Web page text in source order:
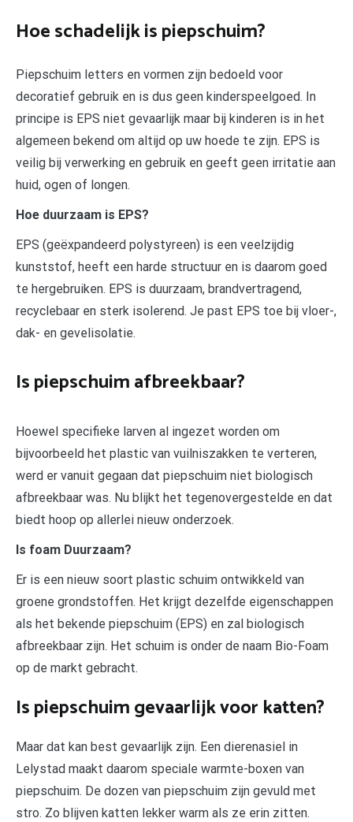
Hoe schadelijk is piepschuim?
Piepschuim letters en vormen zijn bedoeld voor
decoratief gebruik en is dus geen kinderspeelgoed. In
principe is EPS niet gevaarlijk maar bij kinderen is in het
algemeen bekend om altijd op uw hoede te zijn. EPS is
veilig bij verwerking en gebruik en geeft geen irritatie aan
huid, ogen of longen.
Hoe duurzaam is EPS?
EPS (geëxpandeerd polystyreen) is een veelzijdig
kunststof, heeft een harde structuur en is daarom goed
te hergebruiken. EPS is duurzaam, brandvertragend,
recyclebaar en sterk isolerend. Je past EPS toe bij vloer-,
dak- en gevelisolatie.
Is piepschuim afbreekbaar?
Hoewel specifieke larven al ingezet worden om
bijvoorbeeld het plastic van vuilniszakken te verteren,
werd er vanuit gegaan dat piepschuim niet biologisch
afbreekbaar was. Nu blijkt het tegenovergestelde en dat
biedt hoop op allerlei nieuw onderzoek.
Is foam Duurzaam?
Er is een nieuw soort plastic schuim ontwikkeld van
groene grondstoffen. Het krijgt dezelfde eigenschappen
als het bekende piepschuim (EPS) en zal biologisch
afbreekbaar zijn. Het schuim is onder de naam Bio-Foam
op de markt gebracht.
Is piepschuim gevaarlijk voor katten?
Maar dat kan best gevaarlijk zijn. Een dierenasiel in
Lelystad maakt daarom speciale warmte-boxen van
piepschuim. De dozen van piepschuim zijn gevuld met
stro. Zo blijven katten lekker warm als ze erin zitten.